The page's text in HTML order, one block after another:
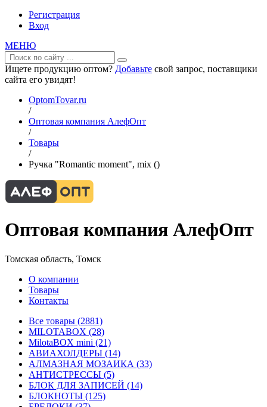
Регистрация
Вход
МЕНЮ
Ищете продукцию оптом? Добавьте свой запрос, поставщики
сайта его увидят!
OptomTovar.ru
/
Оптовая компания АлефОпт
/
Товары
/
Ручка "Romantic moment", mix ()
Оптовая компания АлефОпт
Томская область, Томск
О компании
Товары
Контакты
Все товары (2881)
MILOTABOX (28)
MilotaBOX mini (21)
АВИАХОЛДЕРЫ (14)
АЛМАЗНАЯ МОЗАИКА (33)
АНТИСТРЕССЫ (5)
БЛОК ДЛЯ ЗАПИСЕЙ (14)
БЛОКНОТЫ (125)